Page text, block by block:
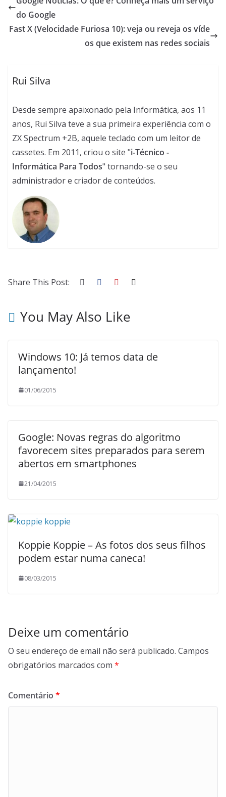
do Google
Fast X (Velocidade Furiosa 10): veja ou reveja os víde
os que existem nas redes sociais
Rui Silva
Desde sempre apaixonado pela Informática, aos 11
anos, Rui Silva teve a sua primeira experiência com o
ZX Spectrum +2B, aquele teclado com um leitor de
cassetes. Em 2011, criou o site "i-Técnico -
Informática Para Todos" tornando-se o seu
administrador e criador de conteúdos.
Share This Post:
You May Also Like
Windows 10: Já temos data de
lançamento!
01/06/2015
Google: Novas regras do algoritmo
favorecem sites preparados para serem
abertos em smartphones
21/04/2015
Koppie Koppie – As fotos dos seus filhos
podem estar numa caneca!
08/03/2015
Deixe um comentário
O seu endereço de email não será publicado. Campos
obrigatórios marcados com *
Comentário *